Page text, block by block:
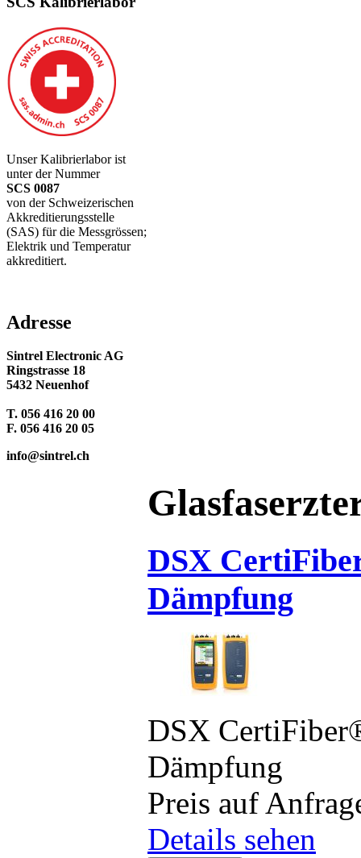
Unser Kalibrierlabor ist
unter der Nummer
SCS 0087
von der Schweizerischen
Akkreditierungsstelle
(SAS) für die Messgrössen;
Elektrik und Temperatur
akkreditiert.
Adresse
Sintrel Electronic AG
Ringstrasse 18
5432 Neuenhof
T. 056 416 20 00
F. 056 416 20 05
info@sintrel.ch
DSX
Dämpfung
DSX
Dämpfung
Preis auf
Details sehen